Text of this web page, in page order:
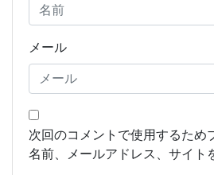
メール
次回のコメントで使用するため
名前、メールアドレス、サイト